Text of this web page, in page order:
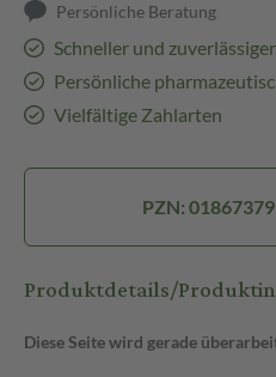
Persönliche Beratung
Schneller und
Persönliche
Vielfältige Zahlarten
PZN: 01867379
Produktdetails/
Diese Seite wird gerade